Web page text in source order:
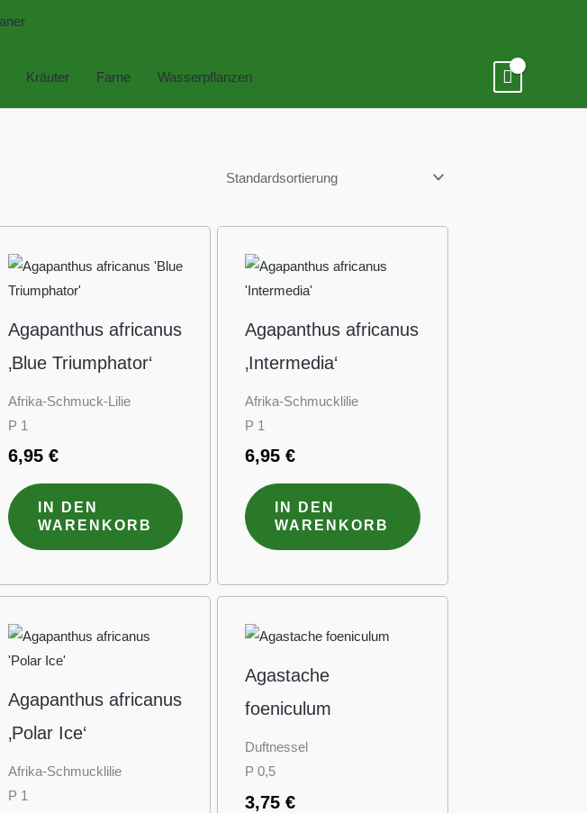
Kräuter Farne Wasserpflanzen
Agapanthus africanus
‚Blue Triumphator‘
Afrika-Schmuck-Lilie
P 1
6,95 €
IN DEN
WARENKORB
Agapanthus africanus
‚Intermedia‘
Afrika-Schmucklilie
P 1
6,95€
IN DEN
WARENKORB
Agapanthus africanus
‚Polar Ice‘
Afrika-Schmucklilie
P 1
Agastache
foeniculum
Duftnessel
P 0,5
3,75€